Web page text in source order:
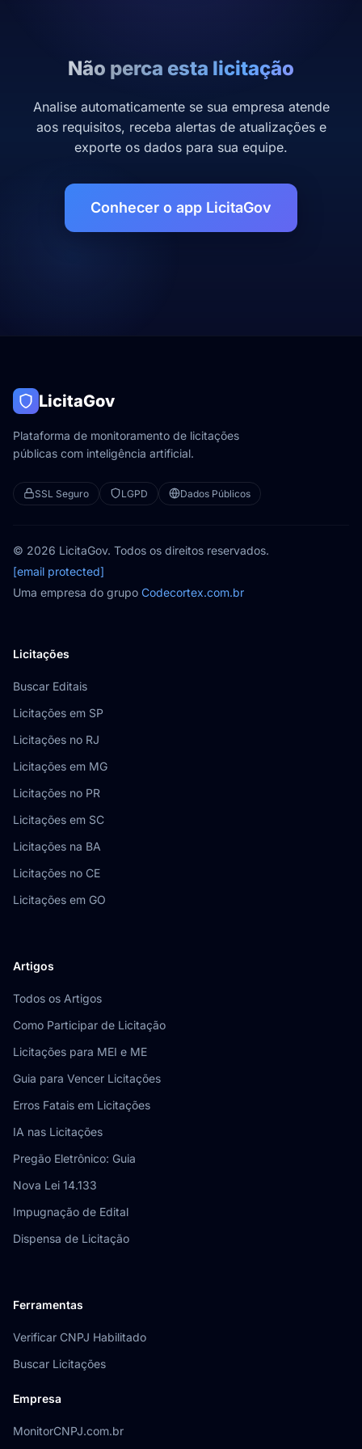
Não perca esta licitação
Analise automaticamente se sua empresa atende
aos requisitos, receba alertas de atualizações e
exporte os dados para sua equipe.
Conhecer o app LicitaGov
LicitaGov
Plataforma de monitoramento de licitações
públicas com inteligência artificial.
SSL Seguro LGPD Dados Públicos
© 2026 LicitaGov. Todos os direitos reservados.
[email protected]
Uma empresa do grupo Codecortex.com.br
Licitações
Buscar Editais
Licitações em SP
Licitações no RJ
Licitações em MG
Licitações no PR
Licitações em SC
Licitações na BA
Licitações no CE
Licitações em GO
Artigos
Todos os Artigos
Como Participar de Licitação
Licitações para MEI e ME
Guia para Vencer Licitações
Erros Fatais em Licitações
IA nas Licitações
Pregão Eletrônico: Guia
Nova Lei 14.133
Impugnação de Edital
Dispensa de Licitação
Ferramentas
Verificar CNPJ Habilitado
Buscar Licitações
Empresa
MonitorCNPJ.com.br